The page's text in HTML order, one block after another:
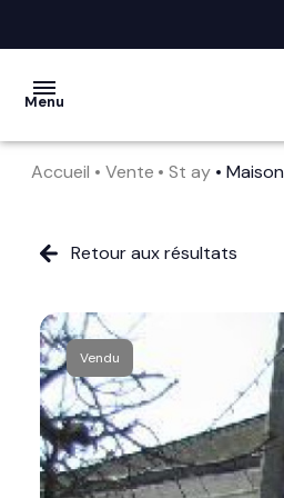
Menu
vendre
société
nos
services
avis
clients
Accueil Vente St ay Maison
Retour aux résultats
Vendu